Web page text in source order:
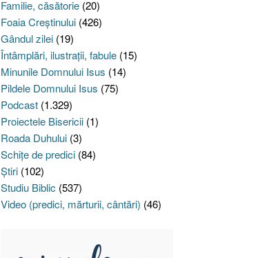
Familie, căsătorie(20)
Foaia Creştinului(426)
Gândul zilei(19)
Întâmplări, ilustraţii, fabule(15)
Minunile Domnului Isus (14)
Pildele Domnului Isus (75)
Podcast(1.329)
Proiectele Bisericii(1)
Roada Duhului(3)
Schiţe de predici(84)
Ştiri(102)
Studiu Biblic (537)
Video (predici, mărturii, cântări) (46)